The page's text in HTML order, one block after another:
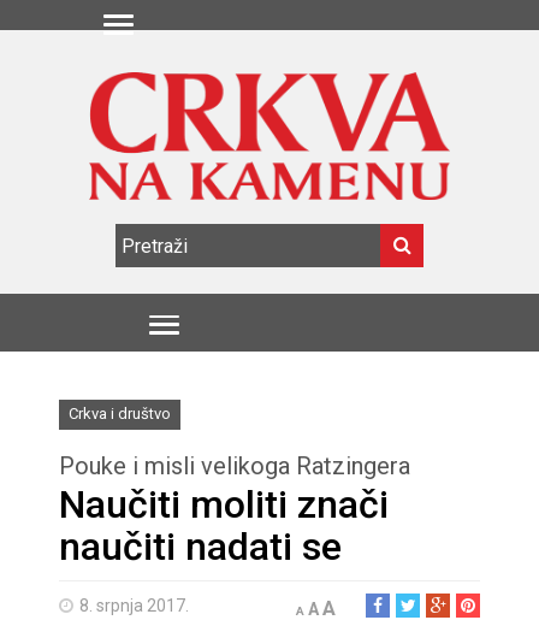
Crkva i društvo
Pouke i misli velikoga Ratzingera
Naučiti moliti znači
naučiti nadati se
8. srpnja 2017. A AA